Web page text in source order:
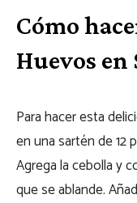
Cómo
Huevos en
Para hacer esta
en una sartén de 12
Agrega la cebolla y
que se ablande.